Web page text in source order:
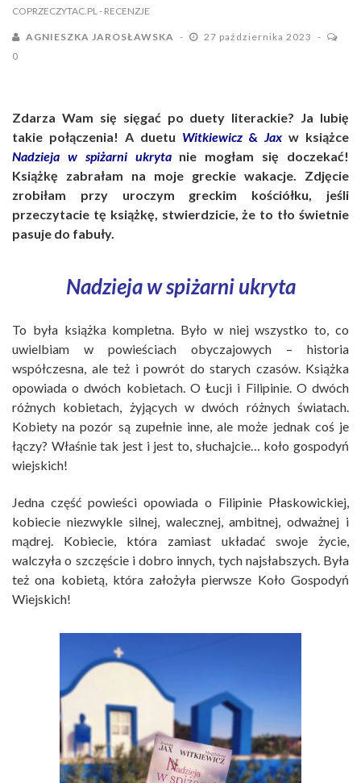
COPRZECZYTAC.PL - RECENZJE
AGNIESZKA JAROSŁAWSKA
27 października 2023
0
Zdarza Wam się sięgać po duety literackie? Ja lubię
takie połączenia! A duetu Witkiewicz&Jax w książce
Nadzieja w spiżarni ukrytanie mogłam się doczekać!
Książkę zabrałam na moje greckie wakacje. Zdjęcie
zrobiłam przy uroczym greckim kościółku, jeśli
przeczytacie tę książkę, stwierdzicie, że to tło świetnie
pasuje do fabuły.
Nadzieja w spiżarni ukryta
To była książka kompletna. Było w niej wszystko to, co
uwielbiam w powieściach obyczajowych – historia
współczesna, ale też i powrót do starych czasów. Książka
opowiada o dwóch kobietach. O Łucji i Filipinie. O dwóch
różnych kobietach, żyjących w dwóch różnych światach.
Kobiety na pozór są zupełnie inne, ale może jednak coś je
łączy? Właśnie tak jest i jest to, słuchajcie… koło gospodyń
wiejskich!
Jedna część powieści opowiada o Filipinie Płaskowickiej,
kobiecie niezwykle silnej, walecznej, ambitnej, odważnej i
mądrej. Kobiecie, która zamiast układać swoje życie,
walczyła o szczęście i dobro innych, tych najsłabszych. Była
też ona kobietą, która założyła pierwsze Koło Gospodyń
Wiejskich!